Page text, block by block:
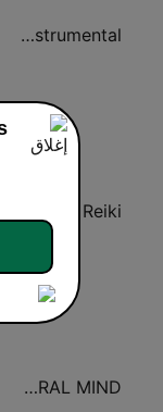
Calm Soothing Instrumental
Calm Reiki
A SLEEP NATURAL MIND